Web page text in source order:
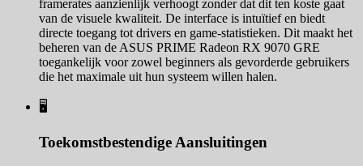
framerates aanzienlijk verhoogt zonder dat dit ten koste gaat
van de visuele kwaliteit. De interface is intuïtief en biedt
directe toegang tot drivers en game-statistieken. Dit maakt het
beheren van de ASUS PRIME Radeon RX 9070 GRE
toegankelijk voor zowel beginners als gevorderde gebruikers
die het maximale uit hun systeem willen halen.
🖥️
Toekomstbestendige Aansluitingen